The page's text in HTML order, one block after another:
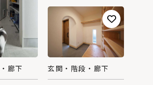
廊下 玄関・階段・廊下